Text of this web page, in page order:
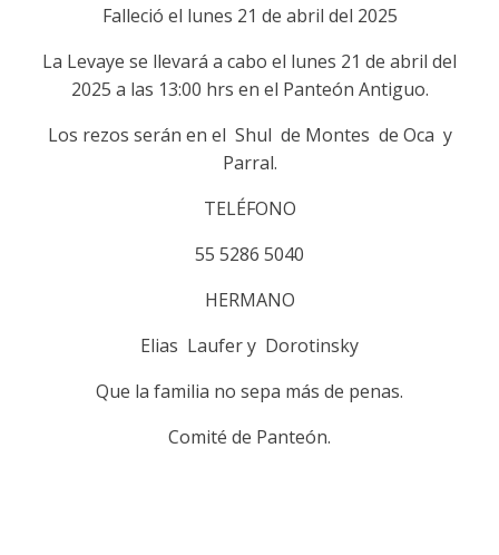
Falleció el lunes 21 de abril del 2025
La Levaye se llevará a cabo el lunes 21 de abril del
2025 a las 13:00 hrs en el Panteón Antiguo.
Los rezos serán en el Shul de Montes de Oca y
Parral.
TELÉFONO
55 5286 5040
HERMANO
Elias Laufer y Dorotinsky
Que la familia no sepa más de penas.
Comité de Panteón.